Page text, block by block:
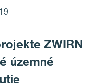
ZWIRN
územné